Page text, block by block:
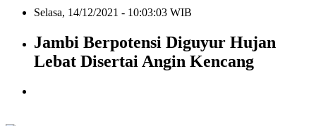
Selasa, 14/12/2021 - 10:03:03 WIB
Jambi Berpotensi Diguyur Hujan
Lebat Disertai Angin Kencang